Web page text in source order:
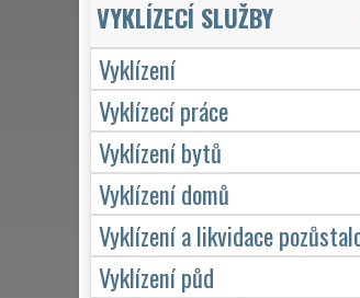
v
jak
týdnu
VYKLÍZECÍ SLUŽBY
Vyklízení
Vyklízecí práce
Vyklízení bytů
Vyklízení domů
Vyklízení a likvidace
Vyklízení půd